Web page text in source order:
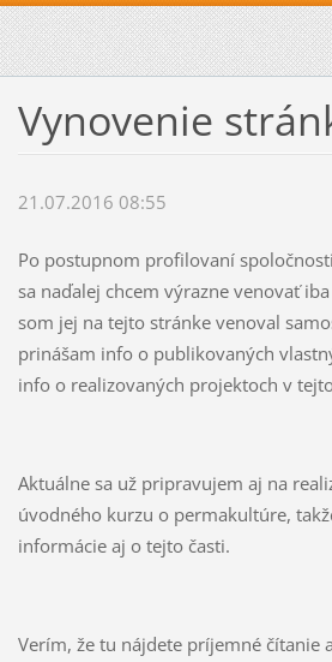
Vynovenie
21.07.2016 08:55
Po postupnom profilovaní
sa naďalej chcem výrazne venovať iba
som jej na tejto stránke venoval
prinášam info o publikovaných
info o realizovaných projektoch v
Aktuálne sa už pripravujem aj na
úvodného kurzu o permakultúre,
informácie aj o tejto časti.
Verím, že tu nájdete príjemné čítanie